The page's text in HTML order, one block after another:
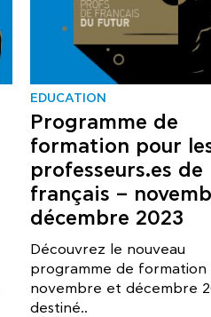
EDUCATION
Programme de
formation pour
professeurs.es de
français –
décembre 2023
Découvrez le nouveau
programme de formation
novembre et décembre
destiné..